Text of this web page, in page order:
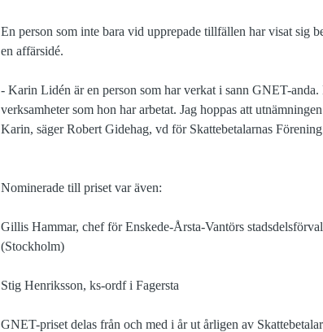
En person som inte bara vid upprepade tillfällen har visat sig
en affärsidé.
- Karin Lidén är en person som har verkat i sann GNET-
verksamheter som hon har arbetat. Jag hoppas att
Karin, säger Robert Gidehag, vd för Skattebetalarnas
Nominerade till priset var även:
Gillis Hammar, chef för Enskede-Årsta-Vantörs
(Stockholm)
Stig Henriksson, ks-ordf i Fagersta
GNET-priset delas från och med i år ut årligen av